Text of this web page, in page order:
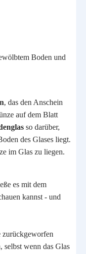
Boden und
, das den Anschein
auf dem Blatt
so darüber,
des Glases liegt.
im Glas zu liegen.
es mit dem
kannst - und
zurückgeworfen
selbst wenn das Glas